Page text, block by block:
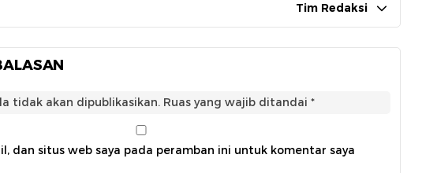
Tim Redaksi
tidak akan dipublikasikan. Ruas yang wajib ditandai *
dan situs web saya pada peramban ini untuk komentar saya